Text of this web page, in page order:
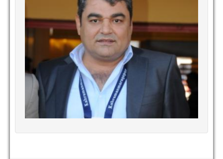
ESKi BAŞKANLAR
ESKİ HOCALAR
HAKKIMIZDA
MİSYON
HAKKIMIZDA
İRTİBAT
SİTE İSTATİSTİKLERİ